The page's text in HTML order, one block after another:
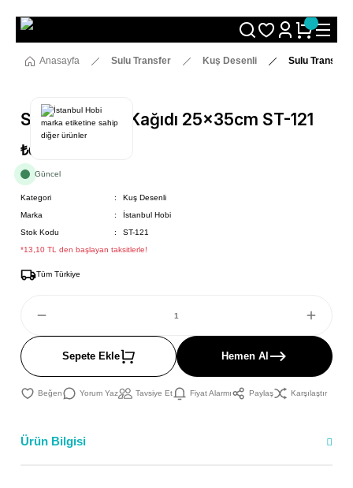
Size Özel "HG10" Koduyla Sepette Hemen %10 İndirimi Kaçırma
Anasayfa Sulu Transfer Kuş Desenli Sulu Transfer
Sulu Transfer Kağıdı 25x35cm ST-121
₺69
Güncel
Kategori
Kuş Desenli
Marka
İstanbul Hobi
Stok Kodu
ST-121
*13,10 TL den başlayan taksitlerle!
Tüm Türkiye
Sepete Ekle Hemen Al
Yorum Yaz Tavsiye Et Fiyat Alarmı Paylaş Karşılaştır
Ürün Bilgisi